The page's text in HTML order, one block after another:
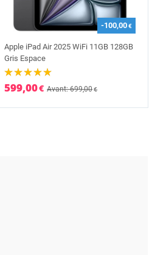
-100,00€
Apple iPad Air 2025 WiFi 11GB 128GB
Gris Espace
599,00€ Avant: 699,00€